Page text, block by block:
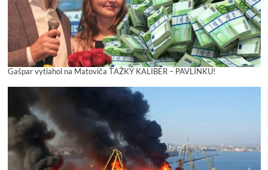
Gašpar vytiahol na Matoviča ŤAŽKÝ KALIBER – PAVLÍNKU!